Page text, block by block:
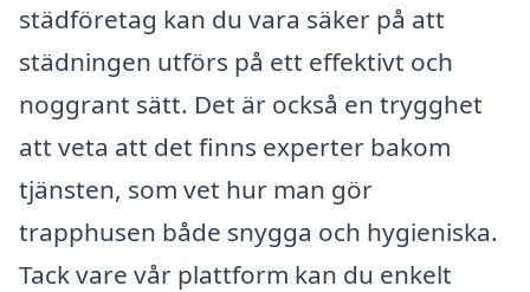
städföretag kan du vara säker på att
städningen utförs på ett effektivt och
noggrant sätt. Det är också en trygghet
att veta att det finns experter bakom
tjänsten, som vet hur man gör
trapphusen både snygga och hygieniska.
Tack vare vår plattform kan du enkelt